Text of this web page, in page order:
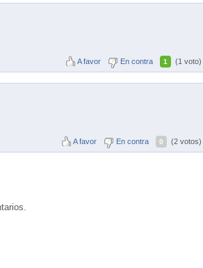
A favor En contra 1 (1 voto)
A favor En contra 0 (2 votos)